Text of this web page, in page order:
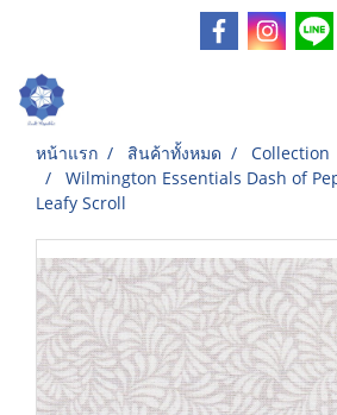
หน้าแรก สินค้าทั้งหมด
Collection
Wilmington Essentials Dash of
Leafy Scroll